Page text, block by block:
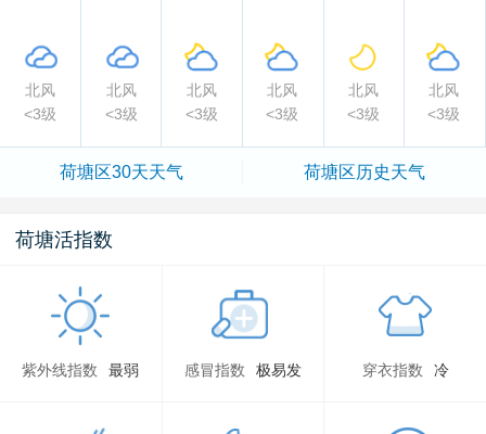
北风 北风 北风 北风 北风
北风
<3级
<3级 <3级 <3级 <3级 <3级
荷塘区30天天气 荷塘区历史天气
荷塘活指数
紫外线指数 最弱 感冒指数 极易发 穿衣指数 冷